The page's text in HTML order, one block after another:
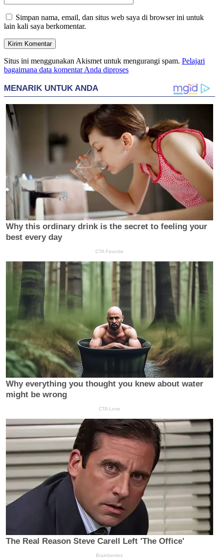
Simpan nama, email, dan situs web saya di browser ini untuk
lain kali saya berkomentar.
Situs ini menggunakan Akismet untuk mengurangi spam. Pelajari
bagaimana data komentar Anda diproses